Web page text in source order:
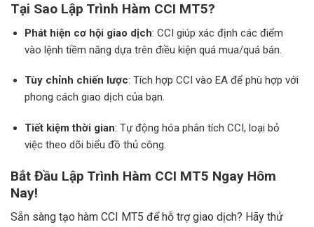
Tại Sao Lập Trình Hàm CCI MT5?
Phát hiện cơ hội giao dịch: CCI giúp xác định các điểm
vào lệnh tiềm năng dựa trên điều kiện quá mua/quá bán.
Tùy chỉnh chiến lược: Tích hợp CCI vào EA để phù hợp với
phong cách giao dịch của bạn.
Tiết kiệm thời gian: Tự động hóa phân tích CCI, loại bỏ
việc theo dõi biểu đồ thủ công.
Bắt Đầu Lập Trình Hàm CCI MT5 Ngay Hôm
Nay!
Sẵn sàng tạo hàm CCI MT5 để hỗ trợ giao dịch? Hãy thử